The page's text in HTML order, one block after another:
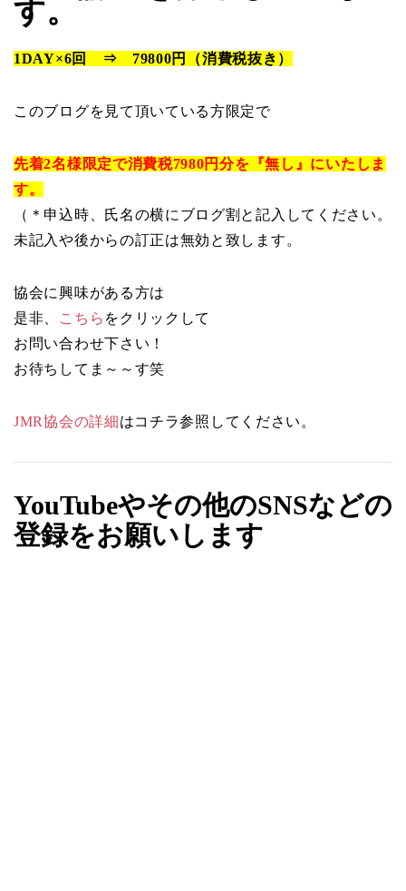
す。
1DAY×6回 ⇒ 79800円（消費税抜き）
このブログを見て頂いている方限定で
先着2名様限定で消費税7980円分を『無し』にいたしま
す。
（＊申込時、氏名の横にブログ割と記入してください。
未記入や後からの訂正は無効と致します。
協会に興味がある方は
是非、
こちら をクリックして
お問い合わせ下さい！
お待ちしてま～～す笑
JMR協会の詳細はコチラ参照してください。
YouTubeやその他のSNSなどの
登録をお願いします